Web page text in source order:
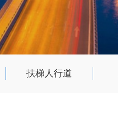
扶梯人行道